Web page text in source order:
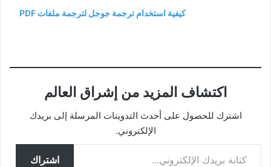
كيفية استخدام ترجمة جوجل لترجمة ملفات PDF
اكتشاف المزيد من إشراق العالم
اشترك للحصول على أحدث التدوينات المرسلة إلى بريدك
الإلكتروني.
كتابة بريدك الإلكتروني...
اشتراك